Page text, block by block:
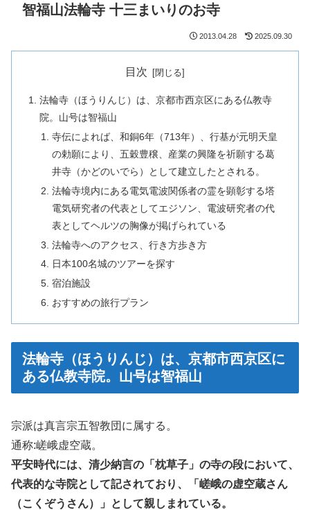
智福山法輪寺 十三まいりのお寺
2013.04.28 2025.09.30
目次
法輪寺（ほうりんじ）は、京都市西京区にある仏教寺
院。山号は智福山
寺伝によれば、和銅6年（713年）、行基が元明天皇
の勅願により、五穀豊穣、産業の興隆を祈願する葛
井寺（かどのいでら）として建立したとされる。
法輪寺境内にある電気電波関係者の霊を顕彰する塔
電気研究者の代表としてエジソン、電波研究者の代
表としてヘルツの胸像が掲げられている
法輪寺へのアクセス、行き方歩き方
日本100名城のツアーを探す
宿泊施設
おすすめの旅行プラン
法輪寺（ほうりんじ）は、京都市西京区に
ある仏教寺院。山号は智福山
宗派は真言宗五智教団に属する。
通称:嵯峨虚空蔵。
平安時代には、清少納言の「枕草子」の寺の段において、
代表的な寺院として記されており、「嵯峨の虚空蔵さん
（こくぞうさん）」として親しまれている。